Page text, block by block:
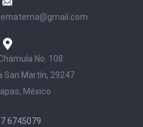
No. 108
San Martín, 29247
México
6745079